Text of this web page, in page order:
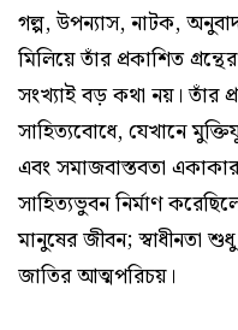
গল্প, উপন্যাস, নাটক,
মিলিয়ে তাঁর প্রকাশিত
সংখ্যাই বড় কথা নয়। তাঁর
সাহিত্যবোধে, যেখানে
এবং সমাজবাস্তবতা
সাহিত্যভুবন নির্মাণ
মানুষের জীবন; স্বাধীনতা
জাতির আত্মপরিচয়।